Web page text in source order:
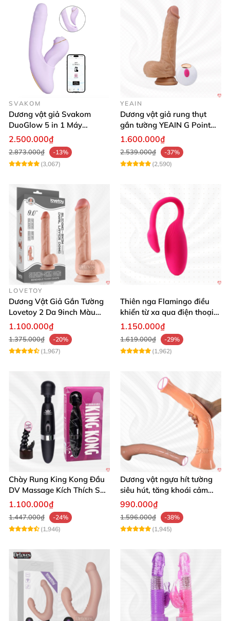
SVAKOM
Dương vật giả Svakom
DuoGlow 5 in 1 Máy
Massage Điểm G & Âm Vật
Điều Khiển App
2.500.000₫
2.873.000₫
-13%
(3,067)
YEAIN
Dương vật giả rung thụt
gắn tường YEAIN G Point
siêu thực điều khiển từ xa
1.600.000₫
2.539.000₫
-37%
(2,590)
LOVETOY
Dương Vật Giả Gắn Tường
Lovetoy 2 Da 9inch Màu
Flesh Hàng Chính Hãng
1.100.000₫
1.375.000₫
-20%
(1,967)
Thiên nga Flamingo điều
khiển từ xa qua điện thoại
cực dễ dàng
1.150.000₫
1.619.000₫
-29%
(1,962)
Chày Rung King Kong Đầu
DV Massage Kích Thích Sâu
Mạnh Mẽ
1.100.000₫
1.447.000₫
-24%
(1,946)
Dương vật ngựa hít tường
siêu hút, tăng khoái cảm
tận hưởng
990.000₫
1.596.000₫
-38%
(1,945)